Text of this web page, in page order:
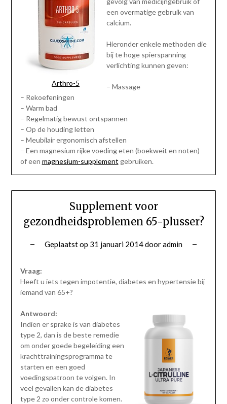
Arthro-5
een overmatige gebruik van
calcium.
Hieronder enkele methoden die
bij te hoge spierspanning
verlichting kunnen geven:
– Massage
– Rekoefeningen
– Warm bad
– Regelmatig bewust ontspannen
– Op de houding letten
– Meubilair ergonomisch afstellen
– Een magnesium rijke voeding eten (boekweit en noten)
of een magnesium-supplement gebruiken.
Supplement voor
gezondheidsproblemen 65-plusser?
Geplaatst op 31 januari 2014dooradmin
Vraag:
Heeft u iets tegen impotentie, diabetes en hypertensie bij
iemand van 65+?
Antwoord:
Indien er sprake is van diabetes
type 2, dan is de beste remedie
om onder goede begeleiding een
krachttrainingsprogramma te
starten en een goed
voedingspatroon te volgen. In
veel gevallen kan de diabetes
type 2 zo onder controle komen.